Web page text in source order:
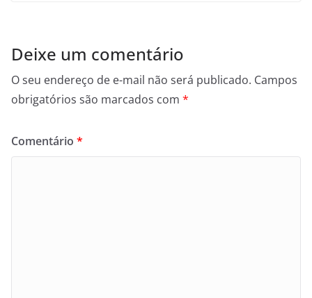
Deixe um comentário
O seu endereço de e-mail não será publicado. Campos
obrigatórios são marcados com *
Comentário *